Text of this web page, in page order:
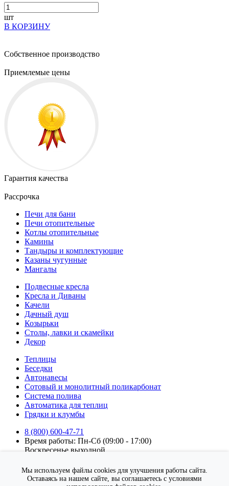
шт
В КОРЗИНУ
Собственное производство
Приемлемые цены
Гарантия качества
Рассрочка
Печи для бани
Печи отопительные
Котлы отопительные
Камины
Тандыры и комплектующие
Казаны чугунные
Мангалы
Подвесные кресла
Кресла и Диваны
Качели
Дачный душ
Козырьки
Столы, лавки и скамейки
Декор
Теплицы
Беседки
Автонавесы
Сотовый и монолитный поликарбонат
Система полива
Автоматика для теплиц
Грядки и клумбы
8 (800) 600-47-71
Время работы: Пн-Сб (09:00 - 17:00)
Воскресенье выходной.
Подписка на новости
Подписаться
Мы используем файлы cookies для улучшения работы сайта.
Оставаясь на нашем сайте, вы соглашаетесь с условиями